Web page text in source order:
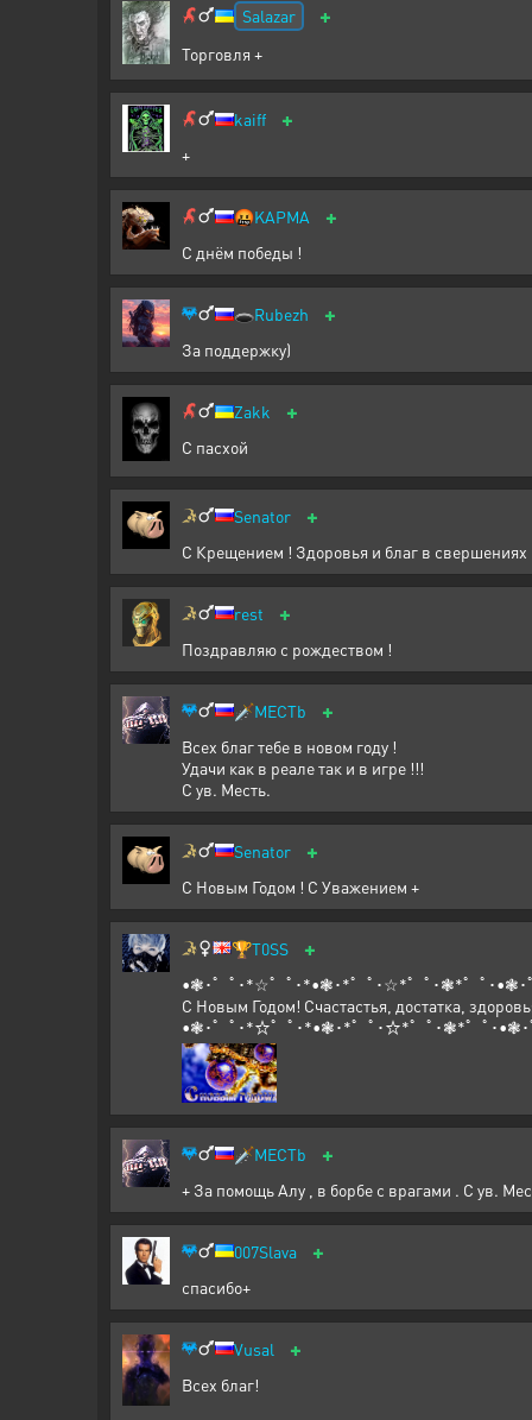
Salazar +
Торговля +
kaiff +
+
🤬KAPMA +
С днём победы !
🕳️Rubezh +
За поддержку)
Zakk +
С пасхой
Senator +
С Крещением ! Здоровья и благ в свершениях
rest +
Поздравляю с рождеством !
🗡️MECTb +
Всех благ тебе в новом году !
Удачи как в реале так и в игре !!!
С ув. Месть.
Senator +
С Новым Годом ! С Уважением +
🏆T0SS +
•❃･゜ﾟ･*☆゜ﾟ･*•❃･*゜ﾟ･☆*゜ﾟ･❃*゜ﾟ･•❃
С Новым Годом! Счастастья, достатка,
•❃･゜ﾟ･*☆゜ﾟ･*•❃･*゜ﾟ･☆*゜ﾟ･❃*゜ﾟ･•❃
🗡️MECTb +
+ За помощь Алу , в борбе с врагами . С ув.
007Slava +
спасибо+
Vusal +
Всех благ!